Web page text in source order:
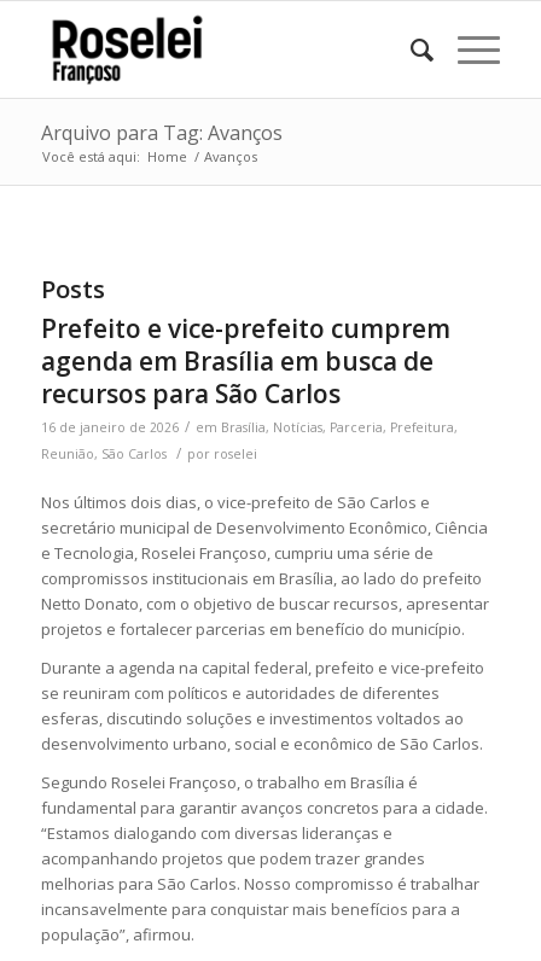
Arquivo para Tag: Avanços
Você está aqui: Home / Avanços
Posts
Prefeito e vice-prefeito cumprem
agenda em Brasília em busca de
recursos para São Carlos
16 de janeiro de 2026 / em Brasília, Notícias, Parceria, Prefeitura,
Reunião, São Carlos / por roselei
Nos últimos dois dias, o vice-prefeito de São Carlos e
secretário municipal de Desenvolvimento Econômico, Ciência
e Tecnologia, Roselei Françoso, cumpriu uma série de
compromissos institucionais em Brasília, ao lado do prefeito
Netto Donato, com o objetivo de buscar recursos, apresentar
projetos e fortalecer parcerias em benefício do município.
Durante a agenda na capital federal, prefeito e vice-prefeito
se reuniram com políticos e autoridades de diferentes
esferas, discutindo soluções e investimentos voltados ao
desenvolvimento urbano, social e econômico de São Carlos.
Segundo Roselei Françoso, o trabalho em Brasília é
fundamental para garantir avanços concretos para a cidade.
“Estamos dialogando com diversas lideranças e
acompanhando projetos que podem trazer grandes
melhorias para São Carlos. Nosso compromisso é trabalhar
incansavelmente para conquistar mais benefícios para a
população”, afirmou.